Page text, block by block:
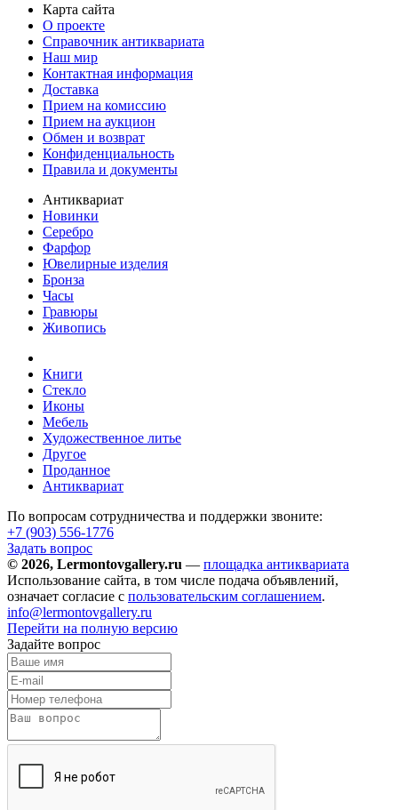
Карта сайта
О проекте
Справочник антиквариата
Наш мир
Контактная информация
Доставка
Прием на комиссию
Прием на аукцион
Обмен и возврат
Конфиденциальность
Правила и документы
Антиквариат
Новинки
Серебро
Фарфор
Ювелирные изделия
Бронза
Часы
Гравюры
Живопись
Книги
Стекло
Иконы
Мебель
Художественное литье
Другое
Проданное
Антиквариат
По вопросам сотрудничества и поддержки звоните:
+7 (903) 556-1776
Задать вопрос
© 2026, Lermontovgallery.ru — площадка антиквариата
Использование сайта, в том числе подача объявлений,
означает согласие с пользовательским соглашением.
info@lermontovgallery.ru
Перейти на полную версию
Задайте вопрос